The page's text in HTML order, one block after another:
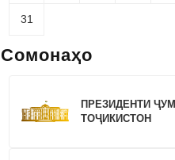
31
Сомонаҳо
ПРЕЗИДЕНТИ
ТОҶИКИСТОН